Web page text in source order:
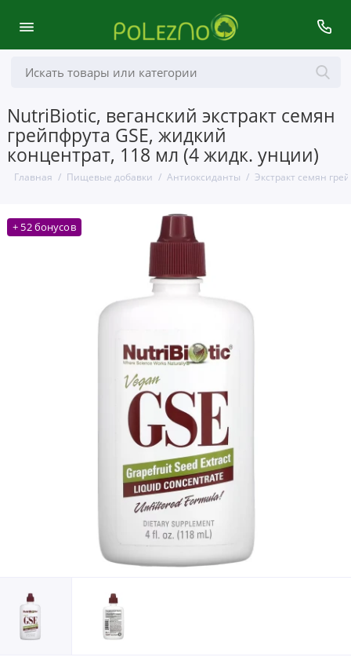
NutriBiotic, веганский экстракт семян
грейпфрута GSE, жидкий
концентрат, 118 мл (4 жидк. унции)
Главная Пищевые добавки Антиоксиданты Экстракт семян
+ 52 бонусов